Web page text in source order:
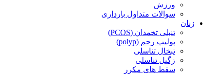
ورزش
سوالات متداول بارداری
زنان
تنبلی تخمدان (PCOS)
پولیپ رحم (polyp)
تبخال تناسلی
زگیل تناسلی
سقط های مکرر